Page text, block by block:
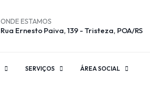
ONDE ESTAMOS
Rua Ernesto Paiva, 139 - Tristeza, POA/RS
SERVIÇOS ÁREA SOCIAL